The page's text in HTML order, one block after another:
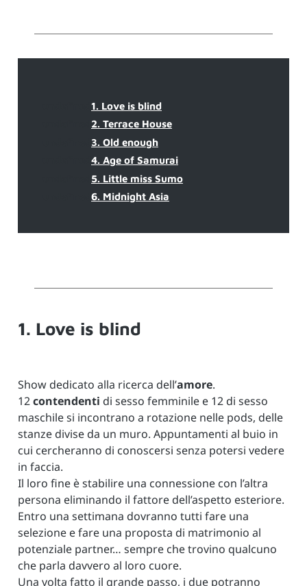
1. Love is blind
2. Terrace House
3. Old enough
4. Age of Samurai
5. Little miss Sumo
6. Midnight Asia
1. Love is blind
Show dedicato alla ricerca dell’amore.
12contendenti di sesso femminile e 12 di sesso
maschile si incontrano a rotazione nelle pods, delle
stanze divise da un muro. Appuntamenti al buio in
cui cercheranno di conoscersi senza potersi vedere
in faccia.
Il loro fine è stabilire una connessione con l’altra
persona eliminando il fattore dell’aspetto esteriore.
Entro una settimana dovranno tutti fare una
selezione e fare una proposta di matrimonio al
potenziale partner… sempre che trovino qualcuno
che parla davvero al loro cuore.
Una volta fatto il grande passo, i due potranno